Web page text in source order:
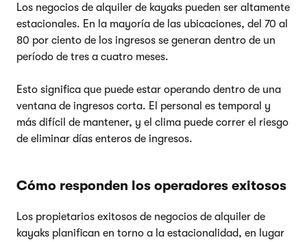
Los negocios de alquiler de kayaks pueden ser altamente
estacionales. En la mayoría de las ubicaciones, del 70 al
80 por ciento de los ingresos se generan dentro de un
período de tres a cuatro meses.
Esto significa que puede estar operando dentro de una
ventana de ingresos corta. El personal es temporal y
más difícil de mantener, y el clima puede correr el riesgo
de eliminar días enteros de ingresos.
Cómo responden los operadores exitosos
Los propietarios exitosos de negocios de alquiler de
kayaks planifican en torno a la estacionalidad, en lugar